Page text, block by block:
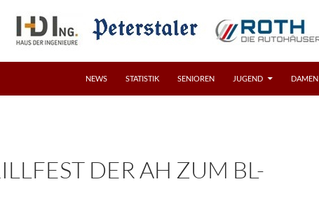
NEWS STATISTIK SENIOREN JUGEND DAMEN
DER AH ZUM BL-